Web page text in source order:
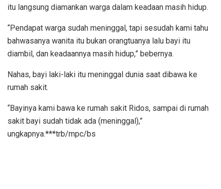
itu langsung diamankan warga dalam keadaan masih hidup.
“Pendapat warga sudah meninggal, tapi sesudah kami tahu
bahwasanya wanita itu bukan orangtuanya lalu bayi itu
diambil, dan keadaannya masih hidup,” bebernya.
Nahas, bayi laki-laki itu meninggal dunia saat dibawa ke
rumah sakit.
“Bayinya kami bawa ke rumah sakit Ridos, sampai di rumah
sakit bayi sudah tidak ada (meninggal),”
ungkapnya.***trb/mpc/bs